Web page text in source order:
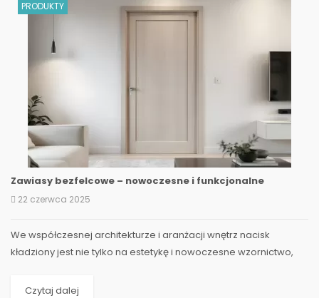
PRODUKTY
Zawiasy bezfelcowe – nowoczesne i funkcjonalne
22 czerwca 2025
We współczesnej architekturze i aranżacji wnętrz nacisk
kładziony jest nie tylko na estetykę i nowoczesne wzornictwo,
Czytaj dalej